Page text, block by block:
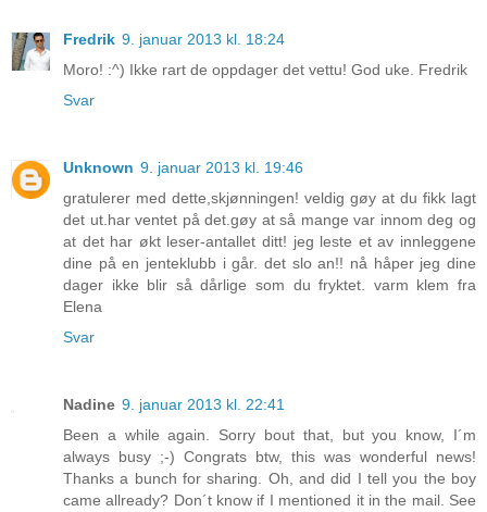
Fredrik 9. januar 2013 kl. 18:24
Moro! :^) Ikke rart de oppdager det vettu! God uke. Fredrik
Svar
Unknown 9. januar 2013 kl. 19:46
gratulerer med dette,skjønningen! veldig gøy at du fikk lagt
det ut.har ventet på det.gøy at så mange var innom deg og
at det har økt leser-antallet ditt! jeg leste et av innleggene
dine på en jenteklubb i går. det slo an!! nå håper jeg dine
dager ikke blir så dårlige som du fryktet. varm klem fra
Elena
Svar
Nadine 9. januar 2013 kl. 22:41
Been a while again. Sorry bout that, but you know, I´m
always busy ;-) Congrats btw, this was wonderful news!
Thanks a bunch for sharing. Oh, and did I tell you the boy
came allready? Don´t know if I mentioned it in the mail. See